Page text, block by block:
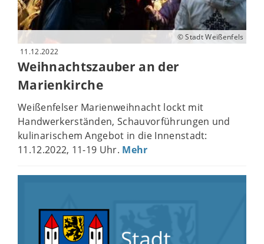
© Stadt Weißenfels
11.12.2022
Weihnachtszauber an der
Marienkirche
Weißenfelser Marienweihnacht lockt mit
Handwerkerständen, Schauvorführungen und
kulinarischem Angebot in die Innenstadt:
11.12.2022, 11-19 Uhr. Mehr